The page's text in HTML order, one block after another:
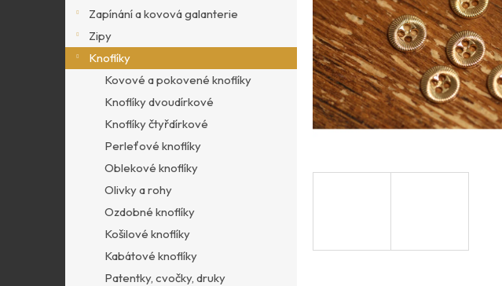
n
e
Zapínání a kovová galanterie
Zipy
Knoflíky
Kovové a pokovené knoflíky
Knoflíky dvoudírkové
Knoflíky čtyřdírkové
Perleťové knoflíky
Oblekové knoflíky
Olivky a rohy
Ozdobné knoflíky
Košilové knoflíky
Kabátové knoflíky
Patentky, cvočky, druky